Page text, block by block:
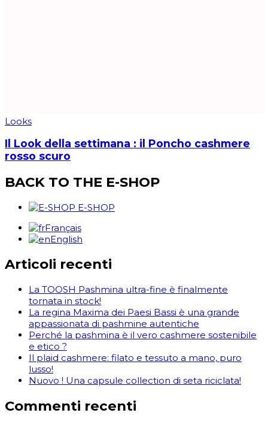
Looks
Il Look della settimana : il Poncho cashmere
rosso scuro
BACK TO THE E-SHOP
E-SHOP
Français
English
Articoli recenti
La TOOSH Pashmina ultra-fine è finalmente
tornata in stock!
La regina Maxima dei Paesi Bassi è una grande
appassionata di pashmine autentiche
Perché la pashmina è il vero cashmere sostenibile
e etico ?
Il plaid cashmere: filato e tessuto a mano, puro
lusso!
Nuovo ! Una capsule collection di seta riciclata!
Commenti recenti